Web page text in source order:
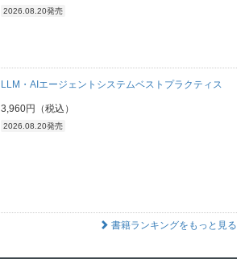
2026.08.20発売
LLM・AIエージェントシステムベストプラクティス
3,960円（税込）
2026.08.20発売
書籍ランキングをもっと見る